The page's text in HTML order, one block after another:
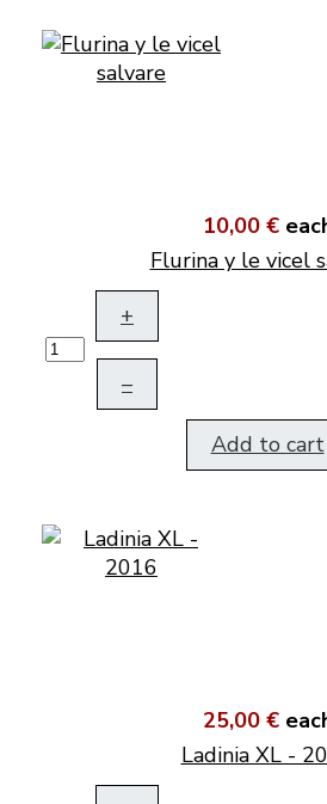
10,00 €
Flurina y le vicel
+
–
Add to cart
25,00 €
Ladinia XL -